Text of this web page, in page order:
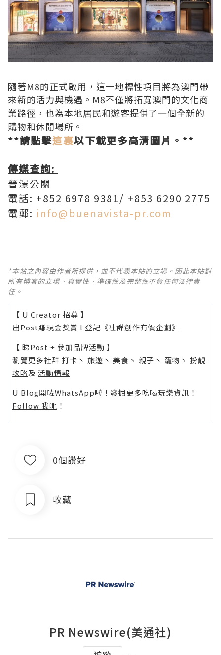
隨著M8的正式啟用，這一地標性項目將為澳門帶
來新的活力與機遇。M8不僅將拓寬澳門的文化商
業路徑，也為本地居民和遊客提供了一個全新的
購物和休閒場所。
**請點擊這裏以下載更多高清圖片。**
傳媒查詢:
晉澋公關
電話: +852 6978 9381/ +853 6290 2775
電郵: info@buenavista-pr.com
*本站之內容由作者所提供，並不代表本站的立場。因此本站對
所有博客的立場、真實性、準確性及完整性不負任何法律責
任。
【 U Creator 招募 】
出Post賺現金獎賞 l 登記《社群創作有價企劃》
【 睇Post + 參加品牌活動 】
瀏覽更多社群 打卡 丶 旅遊 丶 美食 丶 親子 丶 寵物 丶 扮靚
攻略及 活動情報
U Blog開咗WhatsApp啦！發掘更多吃喝玩樂資訊！
Follow 我哋 ！
0個讚好
收藏
PR Newswire(美通社)